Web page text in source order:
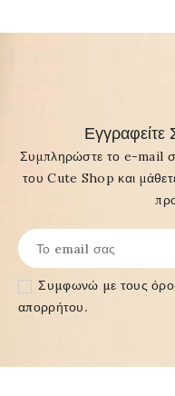
Συμπληρώστε το e-mail
του Cute Shop και
Συμφωνώ με τους
απορρήτου.